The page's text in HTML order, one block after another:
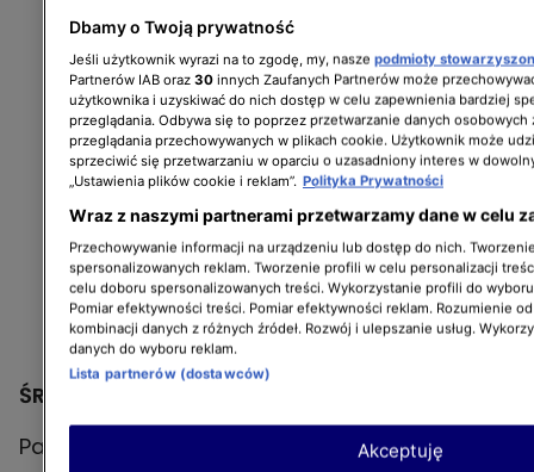
ŚREDNIA / middleweight
Dbamy o Twoją prywatność
Jeśli użytkownik wyrazi na to zgodę, my, nasze podmioty
Partnerów IAB oraz 30 innych Zaufanych Partnerów może
użytkownika i uzyskiwać do nich dostęp w celu zapewnienia bardziej
przeglądania. Odbywa się to poprzez przetwarzanie danych osobowych
przeglądania przechowywanych w plikach cookie. Użytkownik może
sprzeciwić się przetwarzaniu w oparciu o uzasadniony interes w
„Ustawienia plików cookie i reklam”. Polityka Prywatności
Wraz z naszymi partnerami przetwarzamy dane w celu
Przechowywanie informacji na urządzeniu lub dostęp do nich.
spersonalizowanych reklam. Tworzenie profili w celu personalizacji
celu doboru spersonalizowanych treści. Wykorzystanie profili do
Pomiar efektywności treści. Pomiar efektywności reklam. Rozumienie
kombinacji danych z różnych źródeł. Rozwój i ulepszanie usług.
danych do wyboru reklam.
Lista partnerów (dostawców)
Akceptuję